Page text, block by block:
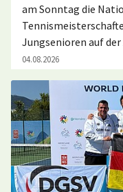
am Sonntag die
Jungsenioren auf
04.08.2026